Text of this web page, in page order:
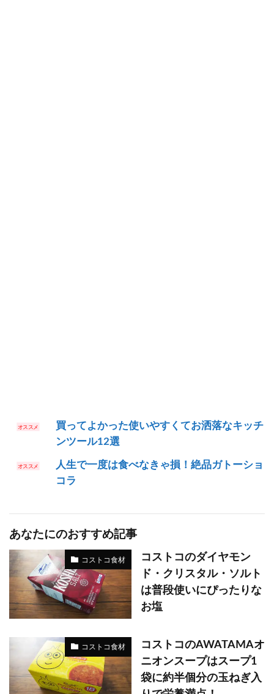
買ってよかった使いやすくてお洒落なキッチ
ンツール12選
人生で一度は食べなきゃ損！絶品ガトーショ
コラ
あなたにのおすすめ記事
コストコ食材
コストコのダイヤモン
ド・クリスタル・ソルト
は普段使いにぴったりな
お塩
コストコ食材
コストコのAWATAMAオ
ニオンスープはスープ1
袋に約半個分の玉ねぎ入